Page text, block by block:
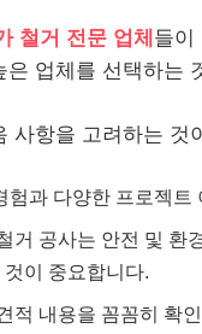
철거 전문 업체 들이
은 업체를 선택하는
사항을 고려하는 것
험과 다양한 프로젝
거 공사는 안전 및 환
이 중요합니다.
적 내용을 꼼꼼히 확